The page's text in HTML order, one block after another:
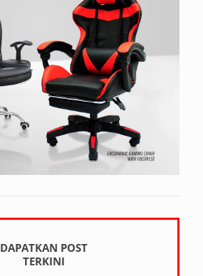
DAPATKAN POST
TERKINI